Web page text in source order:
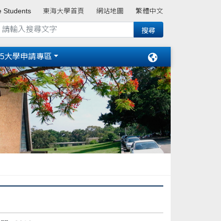
Students 東海大學首頁 網站地圖 繁體中文
大學申請專區